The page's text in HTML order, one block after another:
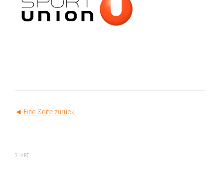
◄ Eine Seite zurück
SHARE